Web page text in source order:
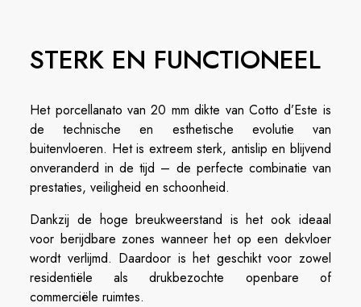
STERK EN FUNCTIONEEL
Het porcellanato van 20 mm dikte van Cotto d’Este is
de technische en esthetische evolutie van
buitenvloeren. Het is extreem sterk, antislip en blijvend
onveranderd in de tijd – de perfecte combinatie van
prestaties, veiligheid en schoonheid.
Dankzij de hoge breukweerstand is het ook ideaal
voor berijdbare zones wanneer het op een dekvloer
wordt verlijmd. Daardoor is het geschikt voor zowel
residentiële als drukbezochte openbare of
commerciële ruimtes.